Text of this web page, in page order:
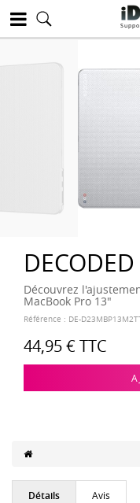
DECODED
Découvrez
MacBook Pro 13"
Référence : DE-
44,95 € TTC
Détails Avis